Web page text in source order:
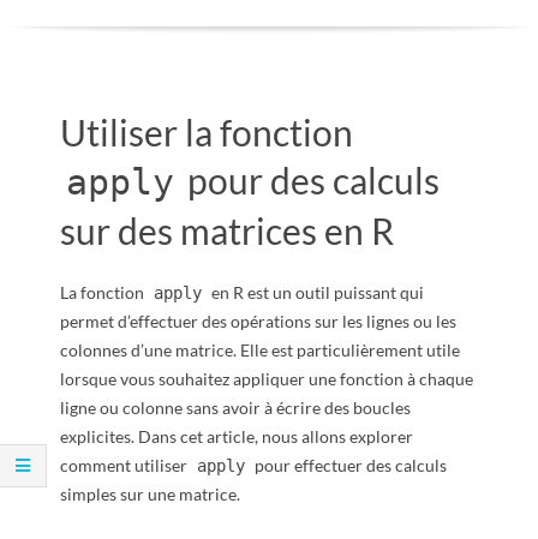
R
Utiliser la fonction
apply pour des calculs
sur des matrices en R
La fonction apply en R est un outil puissant qui
permet d’effectuer des opérations sur les lignes ou les
colonnes d’une matrice. Elle est particulièrement utile
lorsque vous souhaitez appliquer une fonction à chaque
ligne ou colonne sans avoir à écrire des boucles
explicites. Dans cet article, nous allons explorer
comment utiliser apply pour effectuer des calculs
simples sur une matrice.